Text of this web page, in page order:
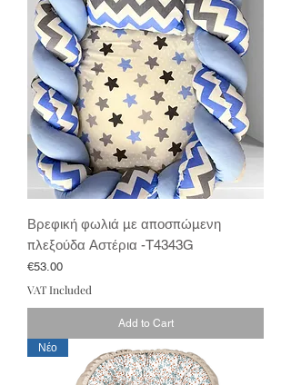
Βρεφική φωλιά με αποσπώμενη
πλεξούδα Αστέρια -T4343G
Price
€53.00
VAT Included
Add to Cart
Νέο